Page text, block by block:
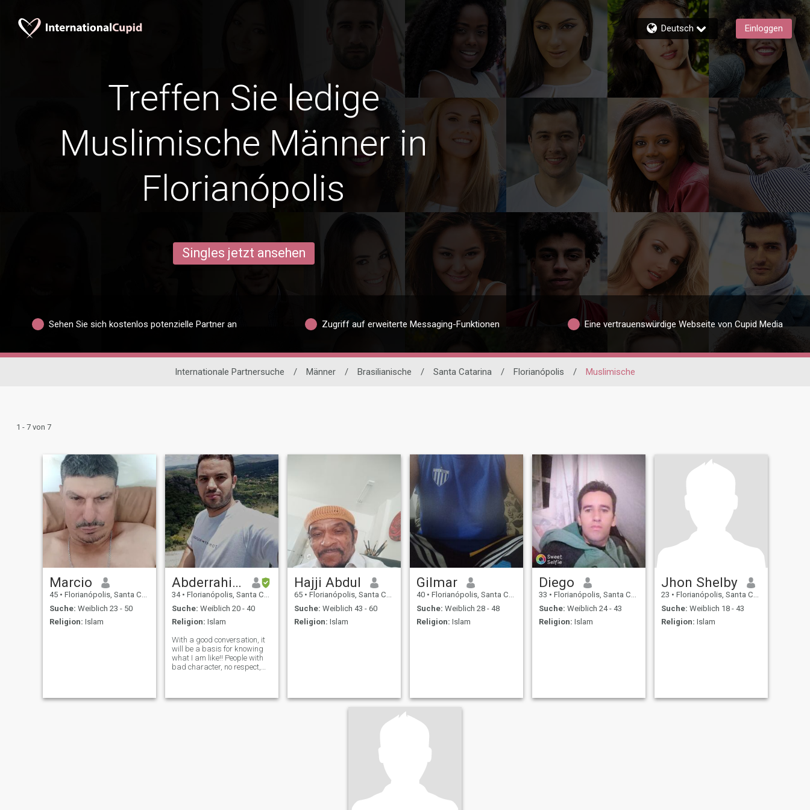
Deutsch Einloggen
Treffen Sie ledige
Muslimische Männer in
Florianópolis
Singles jetzt ansehen
Sehen Sie sich kostenlos potenzielle Partner an Zugriff auf erweiterte Messaging-Funktionen Eine vertrauenswürdige Webseite von Cupid Media
Internationale Partnersuche / Männer / Brasilianische / Santa Catarina / Florianópolis / Muslimische
1 - 7 von 7
Marcio
45 • Florianópolis, Santa Catarina, Brasilien
Suche: Weiblich 23 - 50
Religion: Islam
Abderrahim~
34 • Florianópolis, Santa Catarina, Brasilien
Suche: Weiblich 20 - 40
Religion: Islam
With a good conversation, it
will be a basis for knowing
what I am like!! People with
bad character, no respect,
Hajji Abdul
65 • Florianópolis, Santa Catarina, Brasilien
Suche: Weiblich 43 - 60
Religion: Islam
Gilmar
40 • Florianópolis, Santa Catarina, Brasilien
Suche: Weiblich 28 - 48
Religion: Islam
Diego
33 • Florianópolis, Santa Catarina, Brasilien
Suche: Weiblich 24 - 43
Religion: Islam
Jhon Shelby
23 • Florianópolis, Santa Catarina, Brasilien
Suche: Weiblich 18 - 43
Religion: Islam